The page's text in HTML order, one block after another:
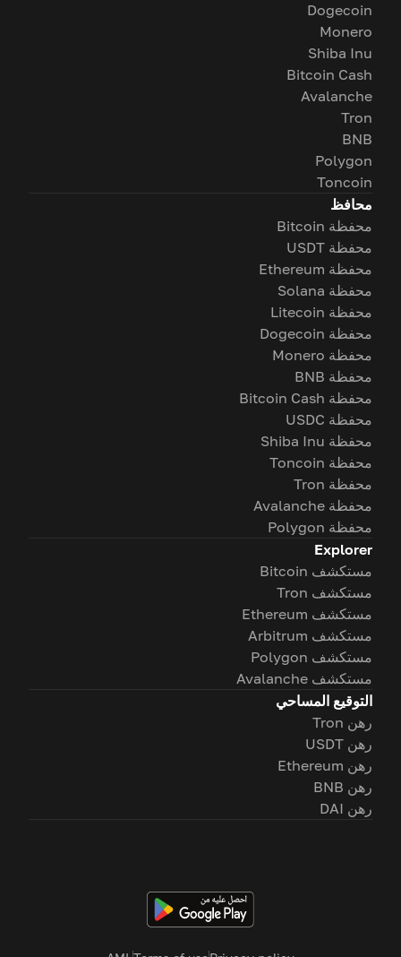
Dogecoin
Monero
Shiba Inu
Bitcoin Cash
Avalanche
Tron
BNB
Polygon
Toncoin
محافظ
محفظة Bitcoin
محفظة USDT
محفظة Ethereum
محفظة Solana
محفظة Litecoin
محفظة Dogecoin
محفظة Monero
محفظة BNB
محفظة Bitcoin Cash
محفظة USDC
محفظة Shiba Inu
محفظة Toncoin
محفظة Tron
محفظة Avalanche
محفظة Polygon
Explorer
مستكشف Bitcoin
مستكشف Tron
مستكشف Ethereum
مستكشف Arbitrum
مستكشف Polygon
مستكشف Avalanche
التوقيع المساحي
رهن Tron
رهن USDT
رهن Ethereum
رهن BNB
رهن DAI